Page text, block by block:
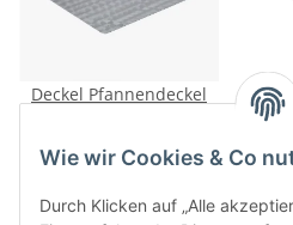
Wie wir Cookies & Co
Durch Klicken auf „Alle
Deckel Pfannendeckel
Bräterpfanne
Grillpfanne 5er 955 x
500 mm mit Griff
86,00 €